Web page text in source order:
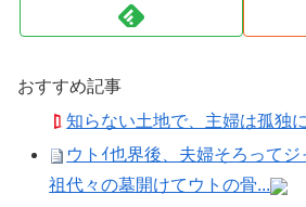
おすすめ記事
知らない土地で、主婦は孤独
ウトｲ也界後、夫婦そろって
祖代々の墓開けてウトの骨...